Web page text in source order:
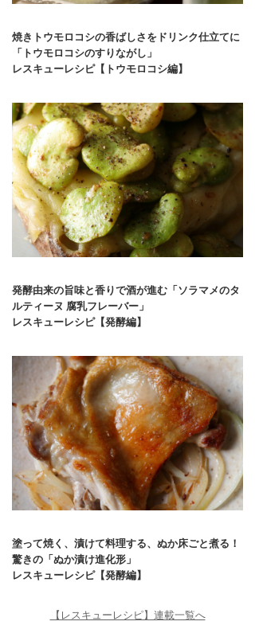
焼きトウモロコシの香ばしさをドリンク仕立てに
「トウモロコシのすりながし」
レスキューレシピ【トウモロコシ編】
発酵由来の旨味と香りで酒が進む「ソラマメのタ
ルティーヌ 腐乳フレーバー」
レスキューレシピ【発酵編】
塗って焼く、漬けて料理する、ぬか床ごと煮る！
驚きの「ぬか漬け進化形」
レスキューレシピ【発酵編】
【レスキューレシピ】連載一覧へ